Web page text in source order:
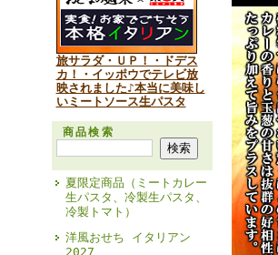
旅サラダ・ＵＰ！・ドデス
カ！・イッポウでテレビ放
映されました♪本当に美味し
いミートソース生パスタ
商品検索
夏限定商品（ミートカレー
生パスタ、冷製生パスタ、
冷製トマト）
洋風おせち イタリアン
2027